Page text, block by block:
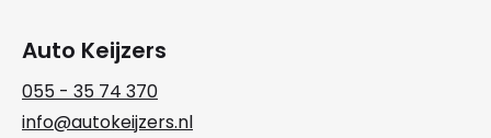
Auto Keijzers
055 - 35 74 370
info@autokeijzers.nl